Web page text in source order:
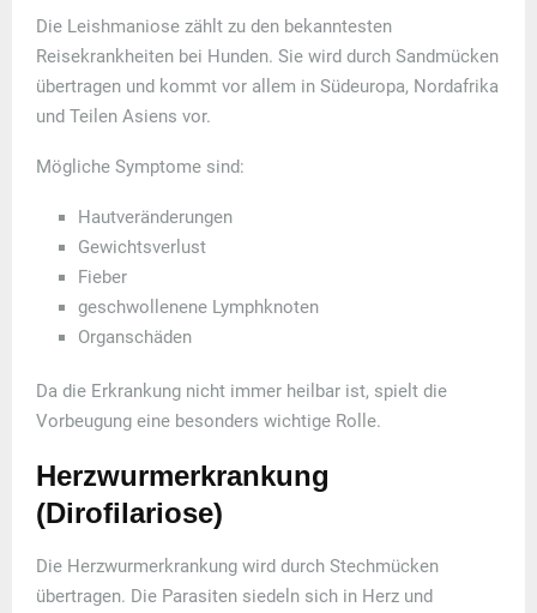
Die Leishmaniose zählt zu den bekanntesten
Reisekrankheiten bei Hunden. Sie wird durch Sandmücken
übertragen und kommt vor allem in Südeuropa, Nordafrika
und Teilen Asiens vor.
Mögliche Symptome sind:
Hautveränderungen
Gewichtsverlust
Fieber
geschwollenene Lymphknoten
Organschäden
Da die Erkrankung nicht immer heilbar ist, spielt die
Vorbeugung eine besonders wichtige Rolle.
Herzwurmerkrankung
(Dirofilariose)
Die Herzwurmerkrankung wird durch Stechmücken
übertragen. Die Parasiten siedeln sich in Herz und